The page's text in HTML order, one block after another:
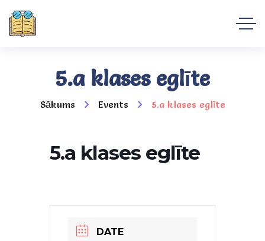
5.a klases eglīte
Sākums Events 5.a klases eglīte
5.a klases eglīte
DATE